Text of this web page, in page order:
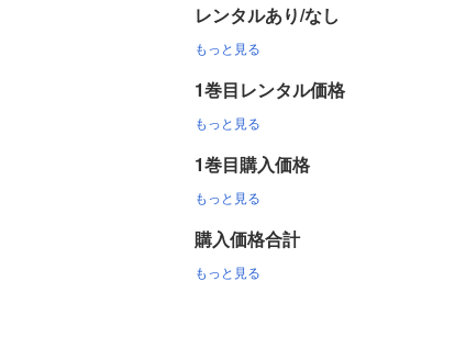
レンタルあり/なし
もっと見る
1巻目レンタル価格
もっと見る
1巻目購入価格
もっと見る
購入価格合計
もっと見る